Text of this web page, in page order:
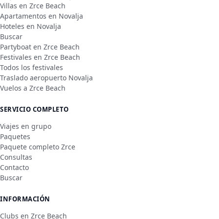
Villas en Zrce Beach
Apartamentos en Novalja
Hoteles en Novalja
Buscar
Partyboat en Zrce Beach
Festivales en Zrce Beach
Todos los festivales
Traslado aeropuerto Novalja
Vuelos a Zrce Beach
SERVICIO COMPLETO
Viajes en grupo
Paquetes
Paquete completo Zrce
Consultas
Contacto
Buscar
INFORMACIÓN
Clubs en Zrce Beach